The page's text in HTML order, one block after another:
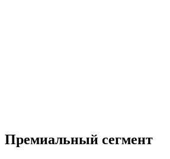
Премиальный сегмент